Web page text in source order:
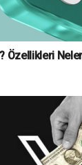
Özellikleri